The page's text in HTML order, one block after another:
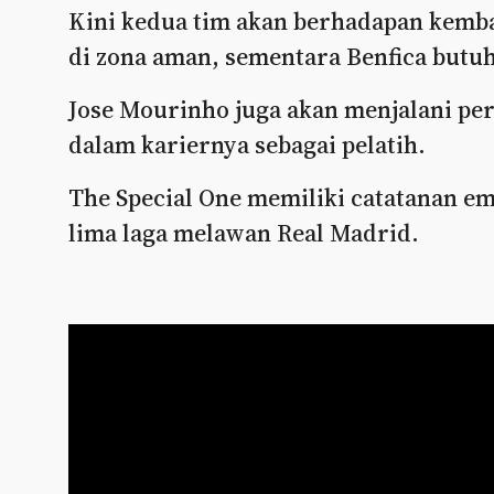
Kini kedua tim akan berhadapan
di zona aman, sementara Benfica
Jose Mourinho juga akan menjalani
dalam kariernya sebagai pelatih.
The Special One memiliki catatanan
lima laga melawan Real Madrid.